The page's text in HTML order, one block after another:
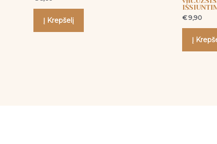
Į Krepšelį €9,90
Į